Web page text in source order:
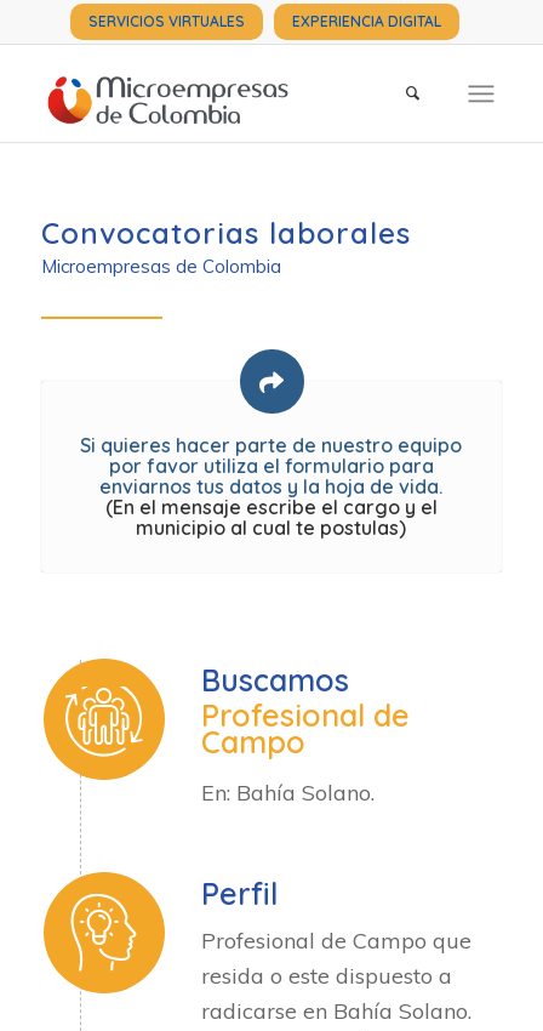
SERVICIOS VIRTUALES EXPERIENCIA DIGITAL
Convocatorias laborales
Microempresas de Colombia
Si quieres hacer parte de nuestro equipo
por favor utiliza el formulario para
enviarnos tus datos y la hoja de vida.
(En el mensaje escribe el cargo y el
municipio al cual te postulas)
Buscamos
Profesional de
Campo
En: Bahía Solano.
Perfil
Profesional de Campo que
resida o este dispuesto a
radicarse en Bahía Solano.